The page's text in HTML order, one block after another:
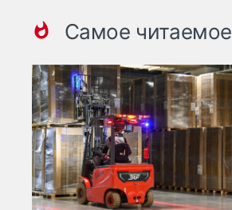
Самое читаемое